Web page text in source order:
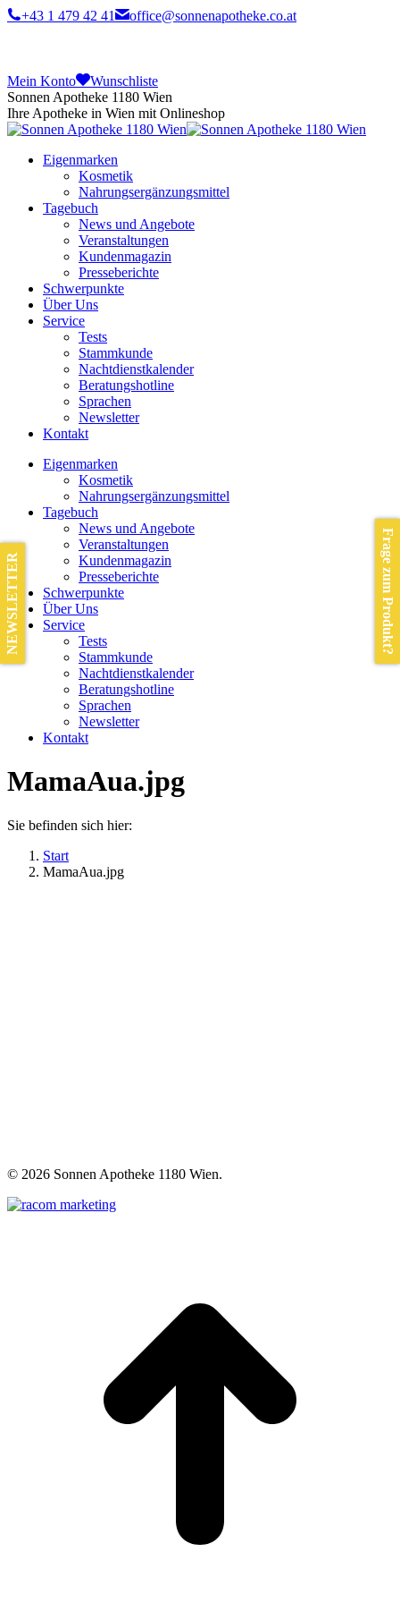
+43 1 479 42 41 office@sonnenapotheke.co.at
Mein Konto
Wunschliste
Sonnen Apotheke 1180 Wien
Ihre Apotheke in Wien mit Onlineshop
Eigenmarken
Kosmetik
Nahrungsergänzungsmittel
Tagebuch
News und Angebote
Veranstaltungen
Kundenmagazin
Presseberichte
Schwerpunkte
Über Uns
Service
Tests
Stammkunde
Nachtdienstkalender
Beratungshotline
Sprachen
Newsletter
Kontakt
Eigenmarken
Kosmetik
Nahrungsergänzungsmittel
Tagebuch
News und Angebote
Veranstaltungen
Kundenmagazin
Presseberichte
Schwerpunkte
Über Uns
Service
Tests
Stammkunde
Nachtdienstkalender
Beratungshotline
Sprachen
Newsletter
Kontakt
MamaAua.jpg
Sie befinden sich hier:
Start
MamaAua.jpg
© 2026 Sonnen Apotheke 1180 Wien.
Frage zum Produkt?
NEWSLETTER